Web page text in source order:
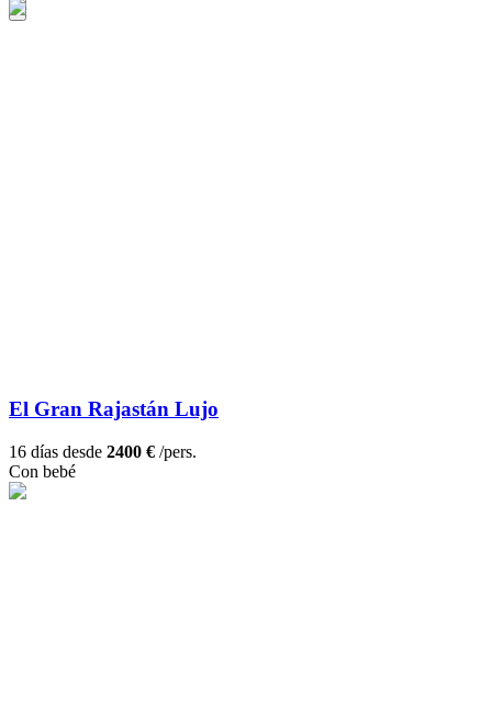
El Gran Rajastán Lujo
16 días desde 2400 € /pers.
Con bebé